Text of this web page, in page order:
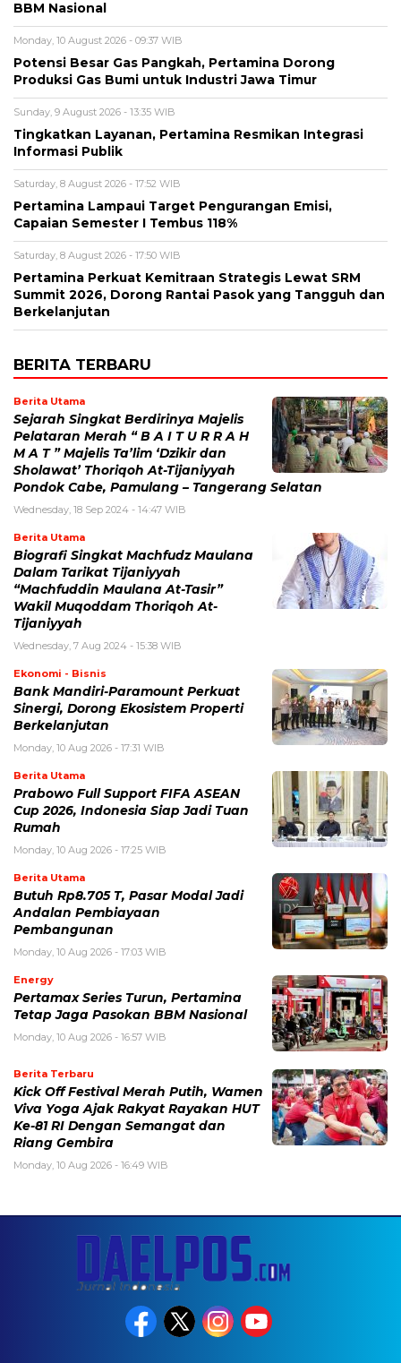
BBM Nasional
Monday, 10 August 2026 - 09:37 WIB
Potensi Besar Gas Pangkah, Pertamina Dorong
Produksi Gas Bumi untuk Industri Jawa Timur
Sunday, 9 August 2026 - 13:35 WIB
Tingkatkan Layanan, Pertamina Resmikan Integrasi
Informasi Publik
Saturday, 8 August 2026 - 17:52 WIB
Pertamina Lampaui Target Pengurangan Emisi,
Capaian Semester I Tembus 118%
Saturday, 8 August 2026 - 17:50 WIB
Pertamina Perkuat Kemitraan Strategis Lewat SRM
Summit 2026, Dorong Rantai Pasok yang Tangguh dan
Berkelanjutan
BERITA TERBARU
Berita Utama
Sejarah Singkat Berdirinya Majelis
Pelataran Merah “ B A I T U R R A H
M A T ” Majelis Ta’lim ‘Dzikir dan
Sholawat’ Thoriqoh At-Tijaniyyah
Pondok Cabe, Pamulang – Tangerang Selatan
Wednesday, 18 Sep 2024 - 14:47 WIB
Berita Utama
Biografi Singkat Machfudz Maulana
Dalam Tarikat Tijaniyyah
“Machfuddin Maulana At-Tasir”
Wakil Muqoddam Thoriqoh At-
Tijaniyyah
Wednesday, 7 Aug 2024 - 15:38 WIB
Ekonomi - Bisnis
Bank Mandiri-Paramount Perkuat
Sinergi, Dorong Ekosistem Properti
Berkelanjutan
Monday, 10 Aug 2026 - 17:31 WIB
Berita Utama
Prabowo Full Support FIFA ASEAN
Cup 2026, Indonesia Siap Jadi Tuan
Rumah
Monday, 10 Aug 2026 - 17:25 WIB
Berita Utama
Butuh Rp8.705 T, Pasar Modal Jadi
Andalan Pembiayaan
Pembangunan
Monday, 10 Aug 2026 - 17:03 WIB
Energy
Pertamax Series Turun, Pertamina
Tetap Jaga Pasokan BBM Nasional
Monday, 10 Aug 2026 - 16:57 WIB
Berita Terbaru
Kick Off Festival Merah Putih, Wamen
Viva Yoga Ajak Rakyat Rayakan HUT
Ke-81 RI Dengan Semangat dan
Riang Gembira
Monday, 10 Aug 2026 - 16:49 WIB